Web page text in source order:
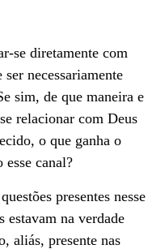
se diretamente com
necessariamente
sim, de que maneira e
relacionar com Deus
o que ganha o
esse canal?
presentes nesse
estavam na verdade
aliás, presente nas